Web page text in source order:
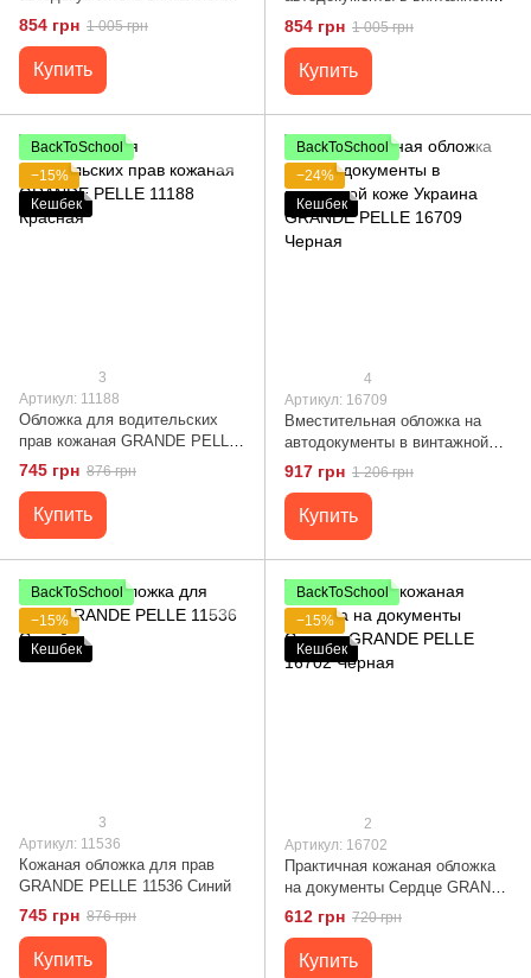
коже Сердце GRANDE PELLE
16708 Черная
854 грн 1 005 грн
Купить
коже Сердце GRANDE PELLE
16714 Синий
854 грн 1 005 грн
Купить
BackToSchool
−15%
Кешбек
3
Артикул: 11188
Обложка для водительских
прав кожаная GRANDE PELLE
11188 Красная
745 грн 876 грн
Купить
BackToSchool
−24%
Кешбек
4
Артикул: 16709
Вместительная обложка на
автодокументы в винтажной
коже Украина GRANDE PELLE
16709 Черная
917 грн 1 206 грн
Купить
BackToSchool
−15%
Кешбек
3
Артикул: 11536
Кожаная обложка для прав
GRANDE PELLE 11536 Синий
745 грн 876 грн
Купить
BackToSchool
−15%
Кешбек
2
Артикул: 16702
Практичная кожаная обложка
на документы Сердце GRANDE
PELLE 16702 Черная
612 грн 720 грн
Купить